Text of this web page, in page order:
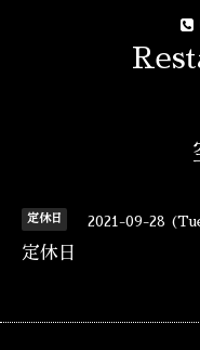
定休日 2021-09-28
定休日